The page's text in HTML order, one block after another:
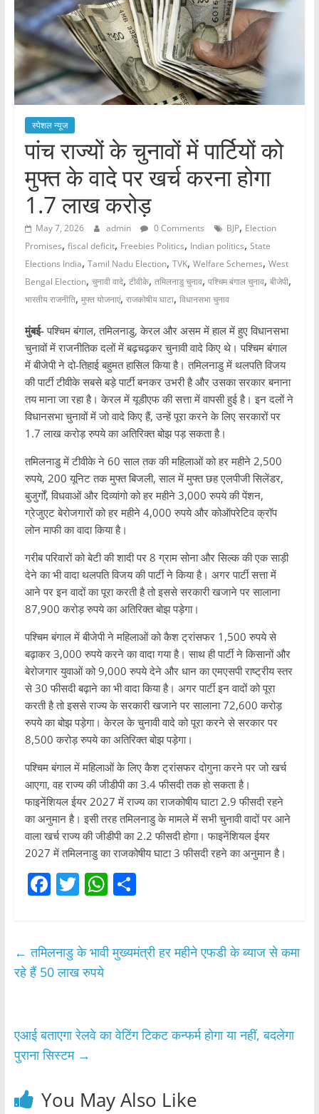
स्पेशल न्यूज
पांच राज्यों के चुनावों में पार्टियों को
मुफ्त के वादे पर खर्च करना होगा
1.7 लाख करोड़
May 7, 2026 admin 0 Comments BJP, Election
Promises, fiscal deficit, Freebies Politics, Indian politics, State
Elections India, Tamil Nadu Election, TVK, Welfare Schemes, West
Bengal Election, चुनावी वादे, टीवीके, तमिलनाडु चुनाव, पश्चिम बंगाल चुनाव, बीजेपी,
भारतीय राजनीति, मुफ्त योजनाएं, राजकोषीय घाटा, विधानसभा चुनाव
मुंबई-पश्चिम बंगाल, तमिलनाडु, केरल और असम में हाल में हुए विधानसभा
चुनावों में राजनीतिक दलों में बढ़चढ़कर चुनावी वादे किए थे। पश्चिम बंगाल
में बीजेपी ने दो-तिहाई बहुमत हासिल किया है। तमिलनाडु में थलपति विजय
की पार्टी टीवीके सबसे बड़े पार्टी बनकर उभरी है और उसका सरकार बनाना
तय माना जा रहा है। केरल में यूडीएफ की सत्ता में वापसी हुई है। इन दलों ने
विधानसभा चुनावों में जो वादे किए हैं, उन्हें पूरा करने के लिए सरकारों पर
1.7 लाख करोड़ रुपये का अतिरिक्त बोझ पड़ सकता है।
तमिलनाडु में टीवीके ने 60 साल तक की महिलाओं को हर महीने 2,500
रुपये, 200 यूनिट तक मुफ्त बिजली, साल में मुफ्त छह एलपीजी सिलेंडर,
बुजुर्गों, विधवाओं और दिव्यांगो को हर महीने 3,000 रुपये की पेंशन,
ग्रेजुएट बेरोजगारों को हर महीने 4,000 रुपये और कोऑपरेटिव क्रॉप
लोन माफी का वादा किया है।
गरीब परिवारों को बेटी की शादी पर 8 ग्राम सोना और सिल्क की एक साड़ी
देने का भी वादा थलपति विजय की पार्टी ने किया है। अगर पार्टी सत्ता में
आने पर इन वादों का पूरा करती है तो इससे सरकारी खजाने पर सालाना
87,900 करोड़ रुपये का अतिरिक्त बोझ पड़ेगा।
पश्चिम बंगाल में बीजेपी ने महिलाओं को कैश ट्रांसफर 1,500 रुपये से
बढ़ाकर 3,000 रुपये करने का वादा गया है। साथ ही पार्टी ने किसानों और
बेरोजगार युवाओं को 9,000 रुपये देने और धान का एमएसपी राष्ट्रीय स्तर
से 30 फीसदी बढ़ाने का भी वादा किया है। अगर पार्टी इन वादों को पूरा
करती है तो इससे राज्य के सरकारी खजाने पर सालाना 72,600 करोड़
रुपये का बोझ पड़ेगा। केरल के चुनावी वादे को पूरा करने से सरकार पर
8,500 करोड़ रुपये का अतिरिक्त बोझ पड़ेगा।
पश्चिम बंगाल में महिलाओं के लिए कैश ट्रांसफर दोगुना करने पर जो खर्च
आएगा, वह राज्य की जीडीपी का 3.4 फीसदी तक हो सकता है।
फाइनेंशियल ईयर 2027 में राज्य का राजकोषीय घाटा 2.9 फीसदी रहने
का अनुमान है। इसी तरह तमिलनाडु के मामले में सभी चुनावी वादों पर आने
वाला खर्च राज्य की जीडीपी का 2.2 फीसदी होगा। फाइनेंशियल ईयर
2027 में तमिलनाडु का राजकोषीय घाटा 3 फीसदी रहने का अनुमान है।
F
e
b
k
T
er
W
s
p
S
e
← तमिलनाडु के भावी मुख्यमंत्री हर महीने एफडी के ब्याज से कमा
रहे हैं 50 लाख रुपये
एआई बताएगा रेलवे का वेटिंग टिकट कन्फर्म होगा या नहीं, बदलेगा
पुराना सिस्टम →
You May Also Like